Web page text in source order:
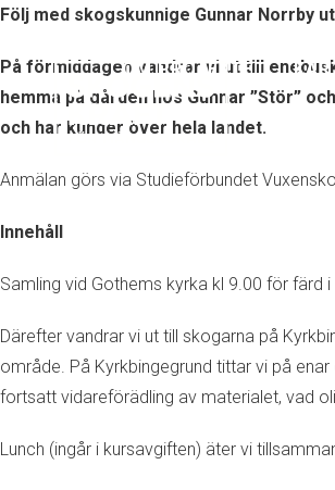
OM PROJEKTET
Följ med skogskunnige Gunnar Norrby
På förmiddagen vandrar vi ut till
hemma på gården hos Gunnar ”Stör”
och har kunder över hela landet.
Anmälan görs via Studieförbundet
Innehåll
Samling vid Gothems kyrka kl 9.00 för
Därefter vandrar vi ut till skogarna på
område. På Kyrkbingegrund tittar vi på
fortsatt vidareförädling av materialet, vad
Lunch (ingår i kursavgiften) äter vi